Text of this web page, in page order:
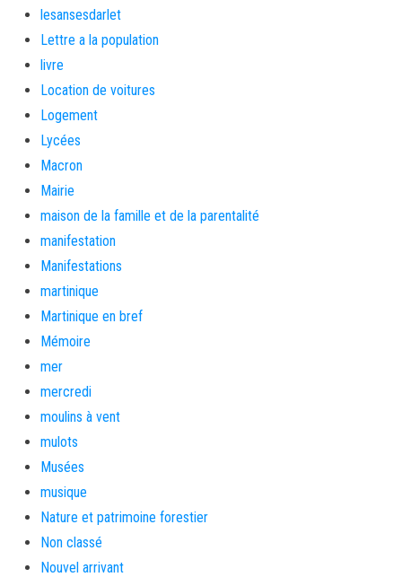
lesansesdarlet
Lettre a la population
livre
Location de voitures
Logement
Lycées
Macron
Mairie
maison de la famille et de la parentalité
manifestation
Manifestations
martinique
Martinique en bref
Mémoire
mer
mercredi
moulins à vent
mulots
Musées
musique
Nature et patrimoine forestier
Non classé
Nouvel arrivant